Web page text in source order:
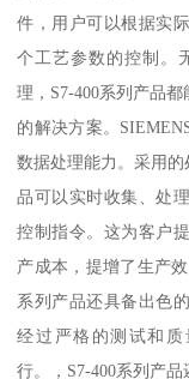
件，用户可以根据实
个工艺参数的控制。
理，S7-400系列产品
的解决方案。
数据处理能力。采用
品可以实时收集、处
控制指令。这为客户
产成本，提增了生产
系列产品还具备出色
经过严格的测试和
行。，S7-400系列产